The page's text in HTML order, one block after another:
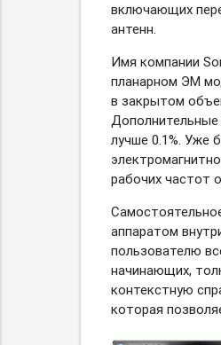
включающих
антенн.
Имя компании
планарном ЭМ
в закрытом
лучше 0.1%. Уже
рабочих частот
аппаратом
пользователю
начинающих,
контекстную
которая